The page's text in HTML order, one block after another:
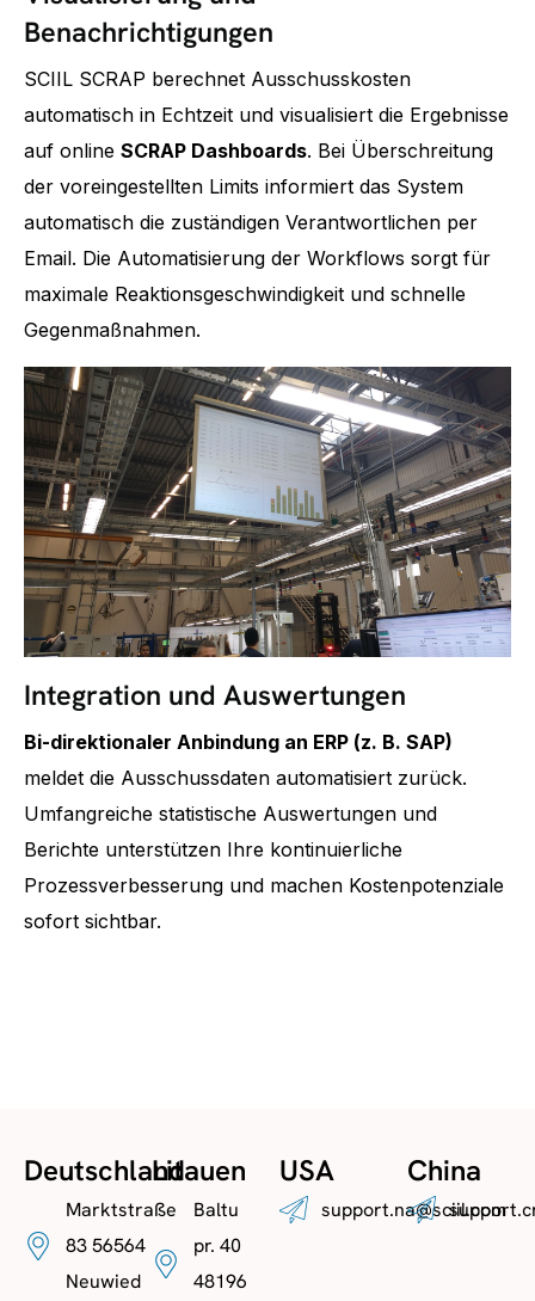
Benachrichtigungen
SCIIL SCRAP berechnet Ausschusskosten
automatisch in Echtzeit und visualisiert die Ergebnisse
auf online SCRAP Dashboards. Bei Überschreitung
der voreingestellten Limits informiert das System
automatisch die zuständigen Verantwortlichen per
Email. Die Automatisierung der Workflows sorgt für
maximale Reaktionsgeschwindigkeit und schnelle
Gegenmaßnahmen.
Integration und Auswertungen
Bi-direktionaler Anbindung an ERP (z. B. SAP)
meldet die Ausschussdaten automatisiert zurück.
Umfangreiche statistische Auswertungen und
Berichte unterstützen Ihre kontinuierliche
Prozessverbesserung und machen Kostenpotenziale
sofort sichtbar.
Deutschland
Marktstraße
83 56564
Neuwied
Litauen
Baltu
pr. 40
48196
USA
support.na@sciil.com
China